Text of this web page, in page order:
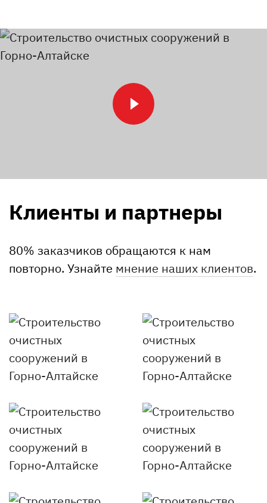
Клиенты и партнеры
80% заказчиков обращаются к нам
повторно. Узнайте мнение наших клиентов.